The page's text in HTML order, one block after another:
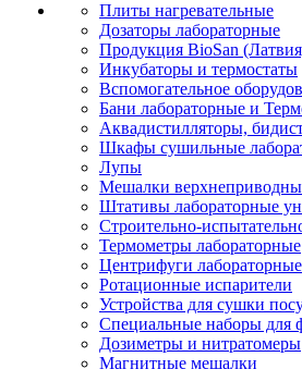
Плиты нагревательные
Дозаторы лабораторные
Продукция BioSan
Инкубаторы и термостаты
Вспомогательное
Бани лабораторные и
Аквадистилляторы,
Шкафы сушильные
Лупы
Мешалки
Штативы лабораторные
Строительно-
Термометры лабораторные
Центрифуги лабораторные
Ротационные испарители
Устройства для сушки
Специальные наборы для
Дозиметры и нитратомеры
Магнитные мешалки